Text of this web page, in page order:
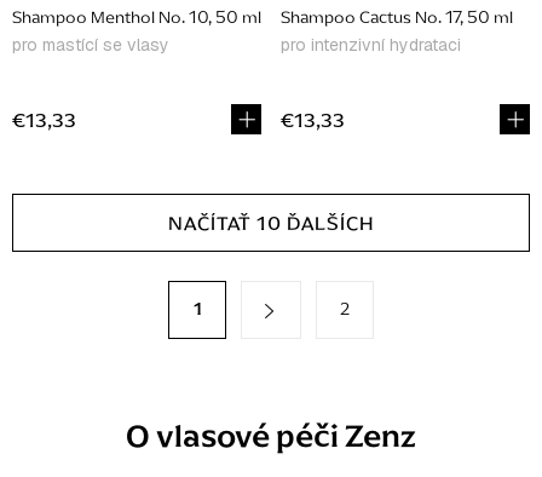
Shampoo Menthol No. 10, 50 ml
pro mastící se vlasy
€13,33
Shampoo Cactus No. 17, 50 ml
pro intenzivní hydrataci
€13,33
O
NAČÍTAŤ 10 ĎALŠÍCH
1 2
O vlasové péči Zenz